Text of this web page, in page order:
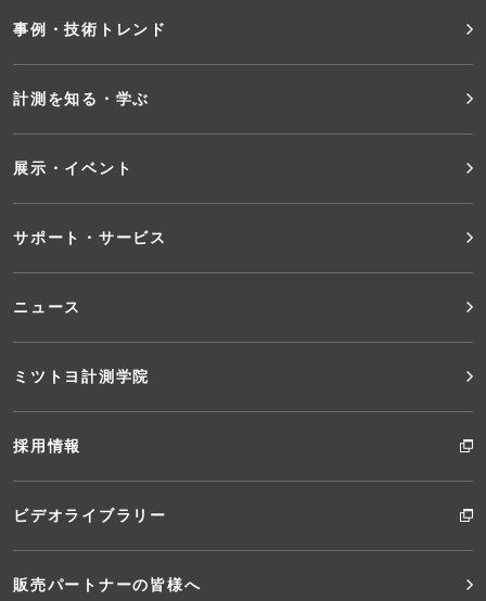
ー
メ
ュ
ー
事例・技術トレンド
計測を知る・学ぶ
展示・イベント
サポート・サービス
ニュース
ミツトヨ計測学院
採用情報
ビデオライブラリー
販売パートナーの皆様へ